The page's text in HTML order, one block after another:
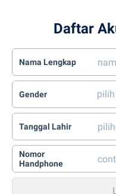
Daftar
Nama Lengkap
Gender
Tanggal Lahir
Nomor
Handphone